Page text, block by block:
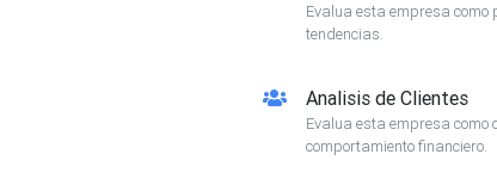
Evalua esta empresa como
tendencias.
Analisis de Clientes
Evalua esta empresa
comportamiento financiero.